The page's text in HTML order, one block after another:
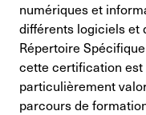
numériques et
différents logiciels et
Répertoire
cette certification est
particulièrement
parcours de